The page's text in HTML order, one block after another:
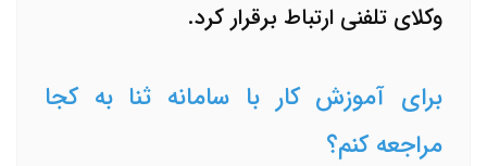
وکلای تلفنی ارتباط برقرار کرد.
برای آموزش کار با سامانه ثنا به کجا
مراجعه کنم؟